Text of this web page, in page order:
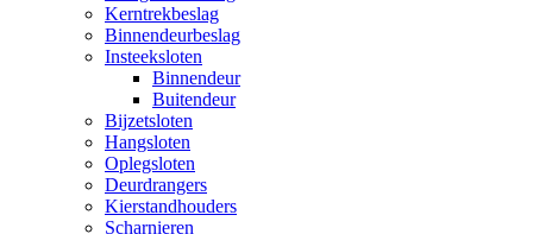
Kerntrekbeslag
Binnendeurbeslag
Insteeksloten
Binnendeur
Buitendeur
Bijzetsloten
Hangsloten
Oplegsloten
Deurdrangers
Kierstandhouders
Scharnieren